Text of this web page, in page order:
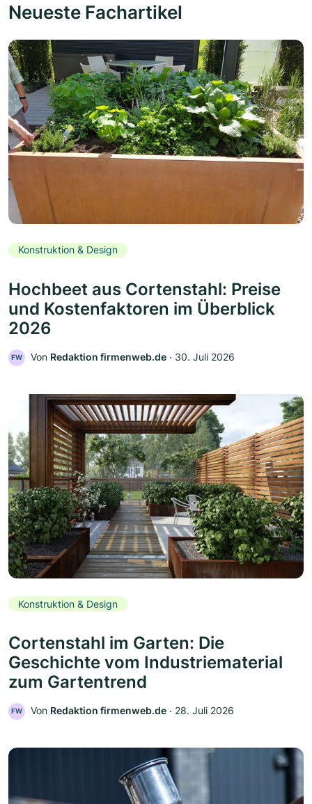
Neueste Fachartikel
Konstruktion & Design
Hochbeet aus Cortenstahl: Preise
und Kostenfaktoren im Überblick
2026
FW Von Redaktion firmenweb.de ‧ 30. Juli 2026
Konstruktion & Design
Cortenstahl im Garten: Die
Geschichte vom Industriematerial
zum Gartentrend
FW Von Redaktion firmenweb.de ‧ 28. Juli 2026